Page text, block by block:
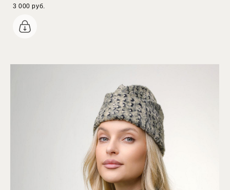
3 000 pуб.